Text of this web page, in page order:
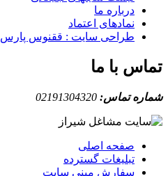
درباره ما
نمادهای اعتماد
طراحی سایت : ققنوس پارس
تماس با ما
شماره تماس: 02191304320
صفحه اصلی
تبلیغات گسترده
سفارش مینی سایت